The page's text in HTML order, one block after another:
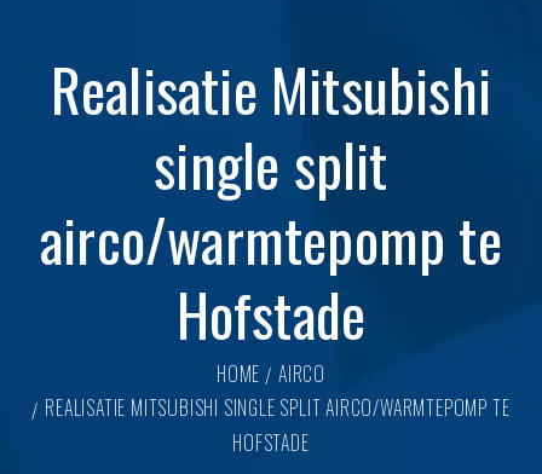
Realisatie Mitsubishi
single split
airco/warmtepomp te
Hofstade
HOME
AIRCO
REALISATIE MITSUBISHI SINGLE SPLIT AIRCO/WARMTEPOMP TE
HOFSTADE